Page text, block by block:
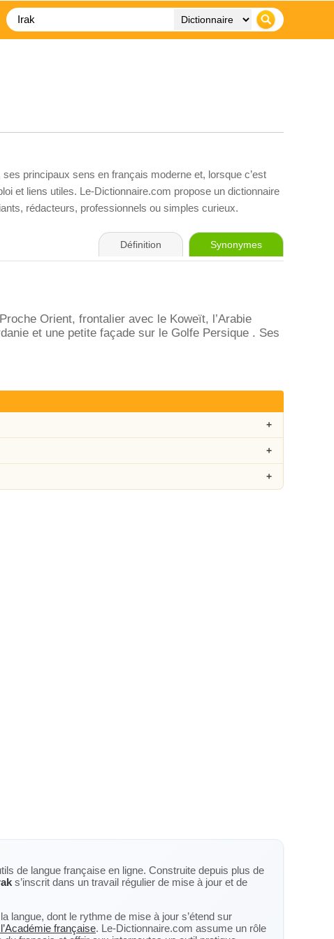
ses principaux sens en français moderne et, lorsque c’est
et liens utiles. Le-Dictionnaire.com propose un dictionnaire
rédacteurs, professionnels ou simples curieux.
Définition Synonymes
Orient, frontalier avec le Koweït, l’Arabie
et une petite façade sur le Golfe Persique . Ses
de langue française en ligne. Construite depuis plus de
s’inscrit dans un travail régulier de mise à jour et de
langue, dont le rythme de mise à jour s’étend sur
française. Le-Dictionnaire.com assume un rôle